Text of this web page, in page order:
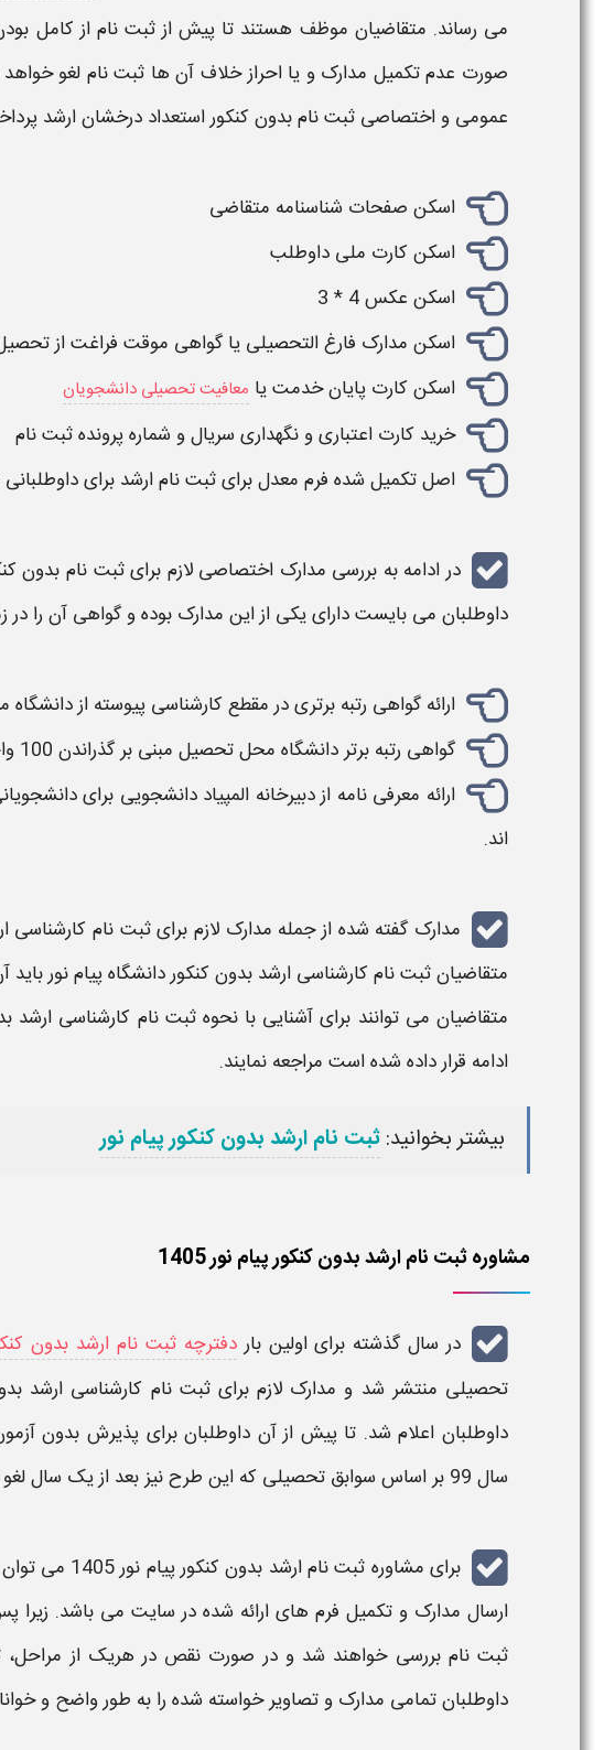
می رساند. متقاضیان موظف هستند تا پیش ازثبت ناماز کامل
صورت عدم تکمیل مدارکو یا احراز خلاف آن ها ثبت نام لغو
عمومی و اختصاصی ثبت نام بدون کنکوراستعداد درخشانارشد
اسکن صفحات شناسنامه متقاضی
اسکن کارت ملی داوطلب
اسکن عکس 4 * 3
اسکن مدارک فارغ التحصیلی یا گواهی موقت فراغت از
اسکن کارت پایان خدمت یا معافیت تحصیلی دانشجویان
خرید کارت اعتباری و نگهداری سریال و شماره پروندهثبت نام
اصل تکمیل شده فرم معدل برایثبت نام ارشد برای داوطلبانی که تا 30 بهمن ماه فارغ
در ادامه به بررسی مدارک اختصاصیلازم برایثبت نام بدون
داوطلبان می بایست دارای یکی از این مدارک بوده و گواهی آن را در
ارائه گواهی رتبه برتری در مقطع کارشناسی پیوسته از
گواهی رتبه برتر دانشگاه محل تحصیل مبنی بر گذراندن 100 واحد در طول 6 نیم سال تحصیلی.
ارائه معرفی نامه از دبیرخانه المپیاد دانشجویی برای
اند.
مدارک گفته شده از جمله مدارک لازم برای ثبت نام کارشناسی
متقاضیانثبت نام کارشناسی ارشد بدون کنکور دانشگاه پیام نورباید
متقاضیان می توانند برای آشنایی با نحوهثبت نام کارشناسی ارشد
ادامه قرار داده شده است مراجعه نمایند.
بیشتر بخوانید:ثبت نام ارشد بدون کنکور پیام نور
مشاوره ثبت نام ارشد بدون کنکور پیام نور 1405
در سال گذشته برای اولین باردفترچه ثبت نام ارشد بدون
تحصیلی منتشر شد و مدارک لازم برای ثبت نام کارشناسی ارشد بدون
داوطلبان اعلام شد. تا پیش از آن داوطلبان برای پذیرش بدون
سال 99 بر اساس سوابق تحصیلی که این طرح نیز بعد از یک سال لغو شد.
برای مشاوره ثبت نام ارشد بدون کنکور پیام نور 1405 می
ارسال مدارک و تکمیل فرم های ارائه شده در سایت می باشد. زیرا
ثبت نامبررسی خواهند شد و در صورت نقص در هریک از مراحل،
داوطلبان تمامی مدارک و تصاویر خواسته شده را به طور واضح و خوانا